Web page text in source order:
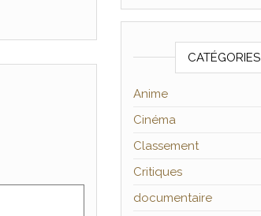
CATÉGORIES
Anime
Cinéma
Classement
Critiques
documentaire